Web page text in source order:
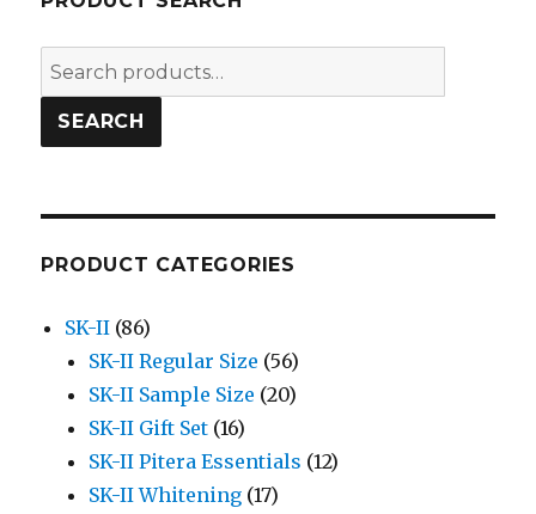
Search
for:
SEARCH
PRODUCT CATEGORIES
SK-II (86)
SK-II Regular Size (56)
SK-II Sample Size (20)
SK-II Gift Set (16)
SK-II Pitera Essentials (12)
SK-II Whitening (17)